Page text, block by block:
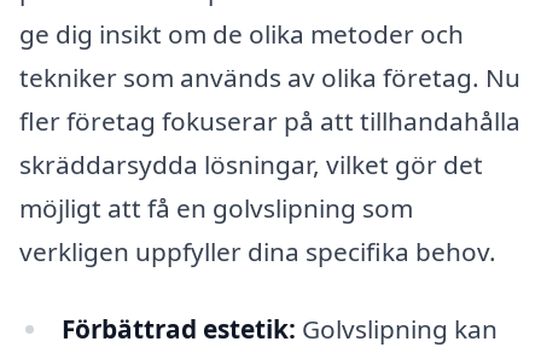
ge dig insikt om de olika metoder och
tekniker som används av olika företag. Nu
fler företag fokuserar på att tillhandahålla
skräddarsydda lösningar, vilket gör det
möjligt att få en golvslipning som
verkligen uppfyller dina specifika behov.
Förbättrad estetik: Golvslipning kan